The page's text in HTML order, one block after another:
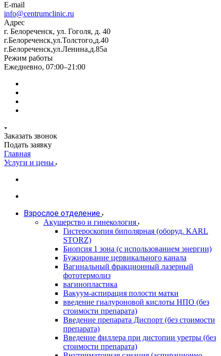
E-mail
info@centrumclinic.ru
Адрес
г. Белореченск, ул. Гоголя, д. 40
г.Белореченск,ул.Толстого,д.40
г.Белореченск,ул.Ленина,д.85а
Режим работы
Ежедневно, 07:00–21:00
Заказать звонок
Подать заявку
Главная
Услуги и цены
Взрослое отделение
Акушерство и гинекология
Гистероскопия биполярная (оборуд. KARL
STORZ)
Биопсия 1 зона (с использованием энергии)
Бужирование цервикального канала
Вагинальный фракционный лазерный
фототермолиз
вагинопластика
Вакуум-аспирация полости матки
введение гиалуроновой кислоты НПО (без
стоимости препарата)
Введение препарата Диспорт (без стоимости
препарата)
Введение филлера при дистопии уретры (без
стоимости препарата)